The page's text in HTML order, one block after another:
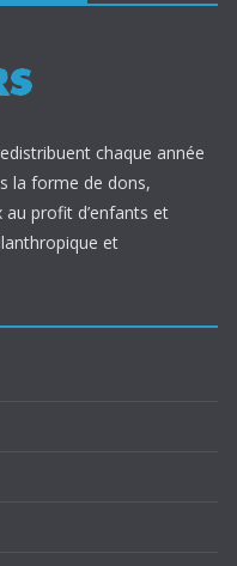
chaque année
la forme de dons,
au profit d’enfants et
et